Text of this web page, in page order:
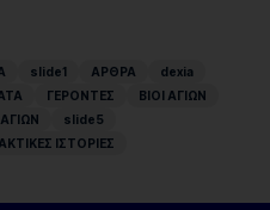
slide1 ΑΡΘΡΑ
dexia
ΓΕΡΟΝΤΕΣ
ΒΙΟΙ ΑΓΙΩΝ
slide5
ΙΣΤΟΡΙΕΣ